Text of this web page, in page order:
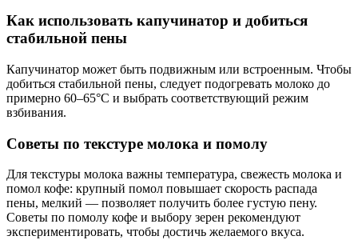
Как использовать капучинатор и добиться
стабильной пены
Капучинатор может быть подвижным или встроенным. Чтобы
добиться стабильной пены, следует подогревать молоко до
примерно 60–65°C и выбрать соответствующий режим
взбивания.
Советы по текстуре молока и помолу
Для текстуры молока важны температура, свежесть молока и
помол кофе: крупный помол повышает скорость распада
пены, мелкий — позволяет получить более густую пену.
Советы по помолу кофе и выбору зерен рекомендуют
экспериментировать, чтобы достичь желаемого вкуса.